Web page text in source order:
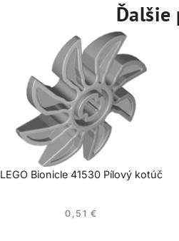
Ďalšie
LEGO Bionicle 41530 Pílový kotúč
0,51 €